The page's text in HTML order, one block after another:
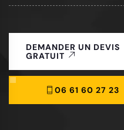
DEMANDER UN DEVIS
GRATUIT
06 61 60 27 23